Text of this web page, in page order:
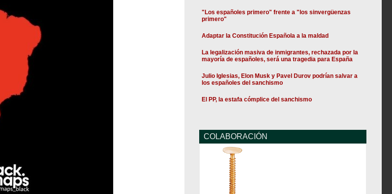
"Los españoles primero" frente a "los sinvergüenzas
primero"
Adaptar la Constitución Española a la maldad
La legalización masiva de inmigrantes, rechazada por la
mayoría de españoles, será una tragedia para España
Julio Iglesias, Elon Musk y Pavel Durov podrían salvar a
los españoles del sanchismo
El PP, la estafa cómplice del sanchismo
COLABORACIÓN